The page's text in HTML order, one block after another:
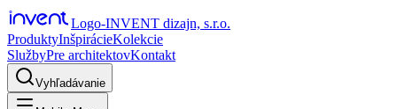
Logo-INVENT dizajn, s.r.o.
ProduktyInšpirácieKolekcie
SlužbyPre architektovKontakt
Vyhľadávanie